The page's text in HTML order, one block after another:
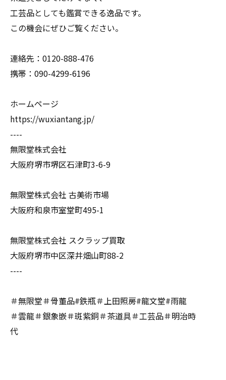
工芸品としても鑑賞できる逸品です。
この機会にぜひご覧ください。
連絡先：0120-888-476
携帯：090-4299-6196
ホームページ
https://wuxiantang.jp/
----
無限堂株式会社
大阪府堺市堺区石津町3-6-9
無限堂株式会社 古美術市場
大阪府和泉市室堂町495-1
無限堂株式会社 スクラップ買取
大阪府堺市中区深井畑山町88-2
----
＃無限堂＃骨董品#鉄瓶＃上田照房#龍文堂#雨龍
＃雲龍＃銀象嵌＃斑紫銅＃茶道具＃工芸品＃明治時
代